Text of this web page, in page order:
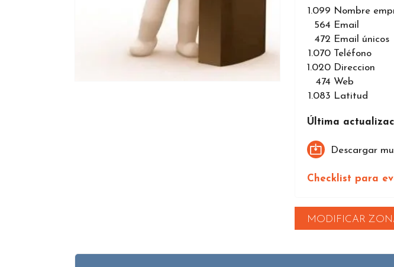
1.099 Nombre
564 Email
472 Email únicos
1.070 Teléfono
1.020 Direccion
474 Web
1.083 Latitud
Última
Descargar
Checklist para
MODIFICAR